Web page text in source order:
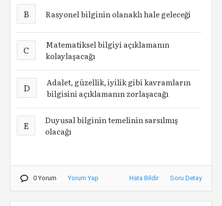
B Rasyonel bilginin olanaklı hale geleceği
C
Matematiksel bilgiyi açıklamanın
kolaylaşacağı
D
Adalet, güzellik, iyilik gibi kavramların
bilgisini açıklamanın zorlaşacağı
E
Duyusal bilginin temelinin sarsılmış
olacağı
0 Yorum Yorum Yap Hata Bildir Soru Detay